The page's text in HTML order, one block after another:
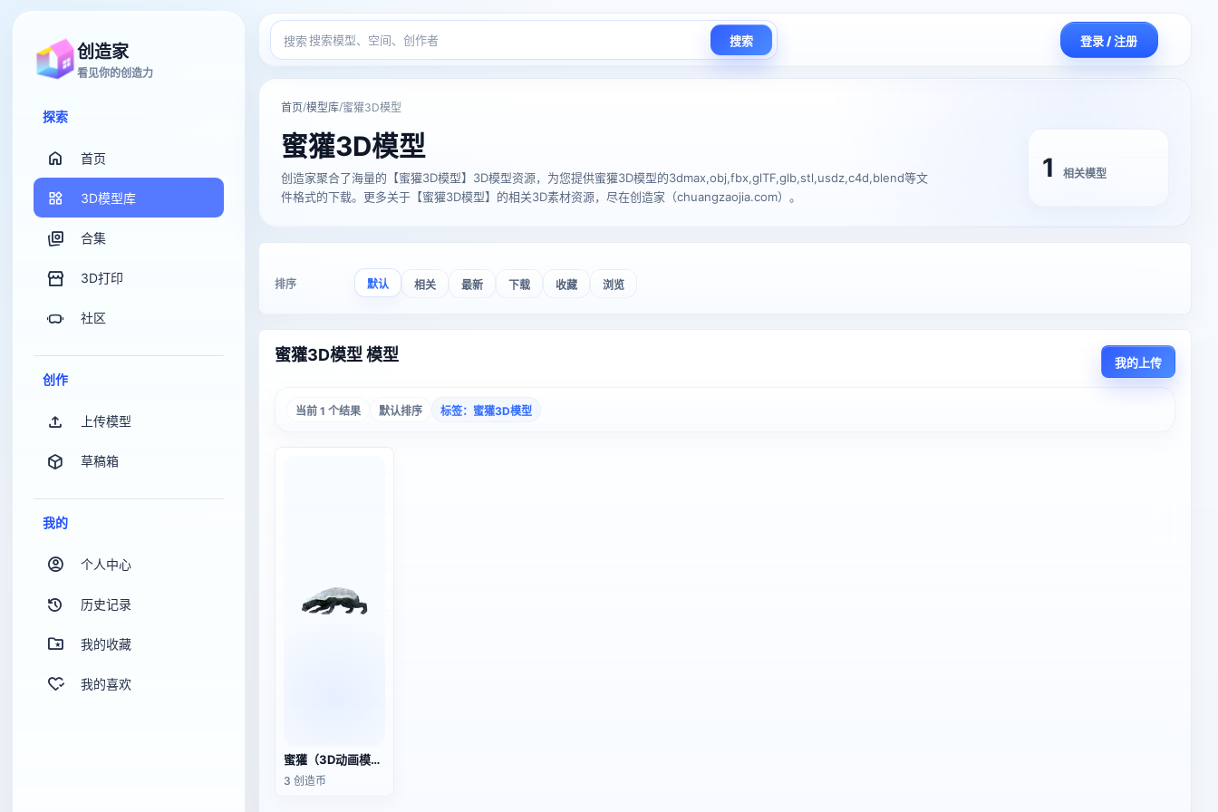
创造家
看见你的创造力
探索
首页
3D模型库
合集
3D打印
社区
创作
上传模型
草稿箱
我的
个人中心
历史记录
我的收藏
我的喜欢
搜索 搜索 登录 / 注册
首页/模型库/蜜獾3D模型
蜜獾3D模型
创造家聚合了海量的【蜜獾3D模型】3D模型资源，为您提供蜜獾3D模型的3dmax,obj,fbx,glTF,glb,stl,usdz,c4d,blend等文
件格式的下载。更多关于【蜜獾3D模型】的相关3D素材资源，尽在创造家（chuangzaojia.com）。
1 相关模型
排序 默认 相关 最新 下载 收藏 浏览
蜜獾3D模型 模型 我的上传
当前 1 个结果 默认排序 标签：蜜獾3D模型
蜜獾（3D动画模型）
3 创造币